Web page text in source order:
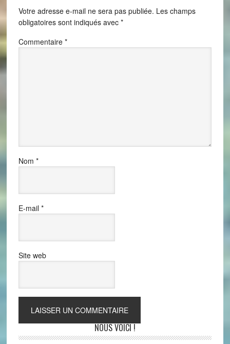
Votre adresse e-mail ne sera pas publiée. Les champs
obligatoires sont indiqués avec *
Commentaire *
Nom *
E-mail *
Site web
NOUS VOICI !